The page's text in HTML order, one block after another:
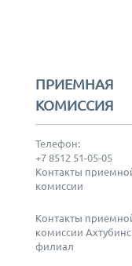
ПРИЕМНАЯ
КОМИССИЯ
Телефон:
+7 8512 51-05-05
Контакты
комиссии
Контакты
комиссии
филиал